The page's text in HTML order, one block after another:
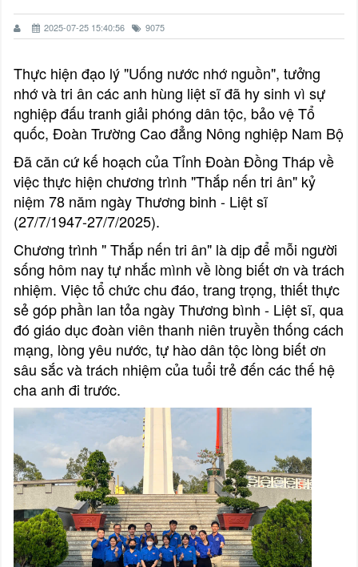
2025-07-25 15:40:56 9075
Thực hiện đạo lý "Uống nước nhớ nguồn", tưởng
nhớ và tri ân các anh hùng liệt sĩ đã hy sinh vì sự
nghiệp đấu tranh giải phóng dân tộc, bảo vệ Tổ
quốc, Đoàn Trường Cao đẳng Nông nghiệp Nam Bộ
Đã căn cứ kế hoạch của Tỉnh Đoàn Đồng Tháp về
việc thực hiện chương trình "Thắp nến tri ân" kỷ
niệm 78 năm ngày Thương binh - Liệt sĩ
(27/7/1947-27/7/2025).
Chương trình " Thắp nến tri ân" là dịp để mỗi người
sống hôm nay tự nhắc mình về lòng biết ơn và trách
nhiệm. Việc tổ chức chu đáo, trang trọng, thiết thực
sẻ góp phần lan tỏa ngày Thương bình - Liệt sĩ, qua
đó giáo dục đoàn viên thanh niên truyền thống cách
mạng, lòng yêu nước, tự hào dân tộc lòng biết ơn
sâu sắc và trách nhiệm của tuổi trẻ đến các thế hệ
cha anh đi trước.